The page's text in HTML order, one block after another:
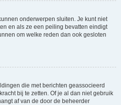
onderwerpen sluiten. Je kunt niet
en als ze een peiling bevatten eindigt
om welke reden dan ook gesloten
die met berichten geassocieerd
bij te zetten. Of je al dan niet gebruik
af van de door de beheerder